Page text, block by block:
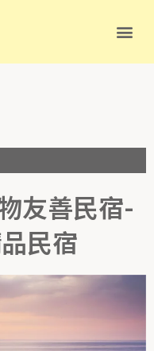
友善民宿-
民宿